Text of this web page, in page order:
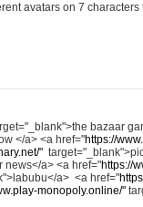
avatars on 7
bazaar
</a> <a href="https://
"
news</a> <a href="https://
a> <a href="
monopoly.online/"